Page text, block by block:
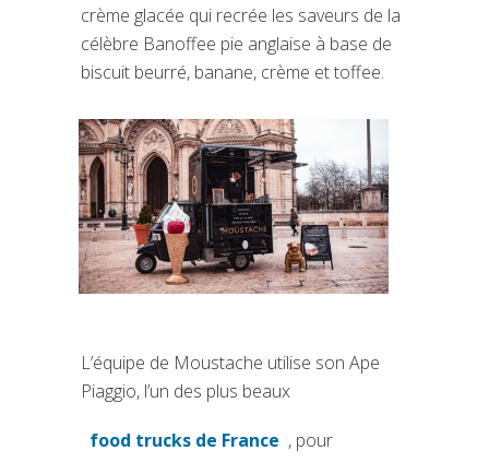
crème glacée qui recrée les saveurs de la
célèbre Banoffee pie anglaise à base de
biscuit beurré, banane, crème et toffee.
L’équipe de Moustache utilise son Ape
Piaggio, l’un des plus beaux
food trucks de France
(si apre in una nuova scheda)
, pour